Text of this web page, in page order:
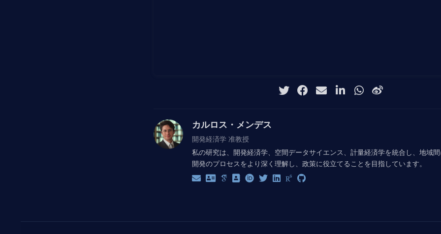
カルロス・メンデス
開発経済学 准教授
私の研究は、開発経済学、空間データサイエンス、計量経済学を統合し、地域
開発のプロセスをより深く理解し、政策に役立てることを目指しています。